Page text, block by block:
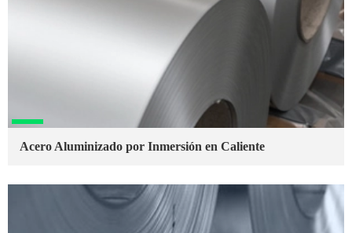
Acero Aluminizado por Inmersión en Caliente